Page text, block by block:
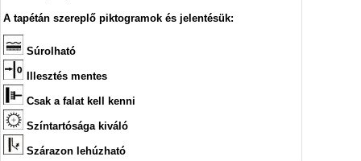
A tapétán szereplő piktogramok és jelentésük:
Súrolható
Illesztés mentes
Csak a falat kell kenni
Színtartósága kiváló
Szárazon lehúzható